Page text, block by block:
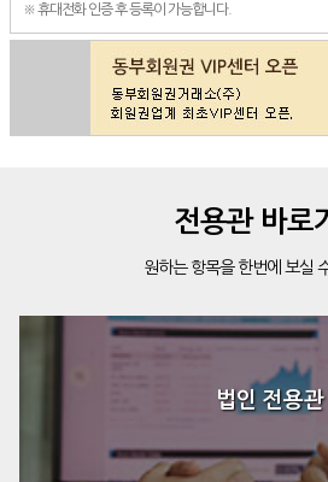
※ 휴대전화 인증 후 등록이 가능합니다.
전용관 바로
원하는 항목을 한번에 보실
법인 전용관